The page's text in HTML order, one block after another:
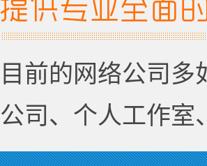
目前的网络公司
公司、个人工作室